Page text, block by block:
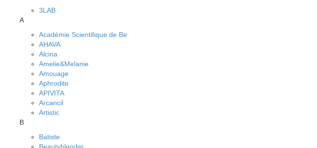
3LAB
A
Académie Scientifique de Be
AHAVA
Alcina
Amelie&Melanie
Amouage
Aphrodite
APIVITA
Arcancil
Artistic
B
Batiste